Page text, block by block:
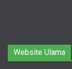
Website Ulama